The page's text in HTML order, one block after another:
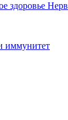
здоровье
иммунитет